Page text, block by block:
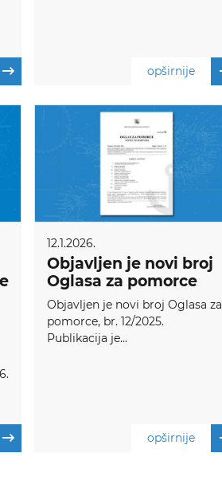
opširnije
12.1.2026.
Objavljen je novi broj
Oglasa za pomorce
Objavljen je novi broj Oglasa za
pomorce, br. 12/2025.
Publikacija je...
opširnije